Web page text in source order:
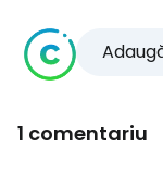
1 comentariu